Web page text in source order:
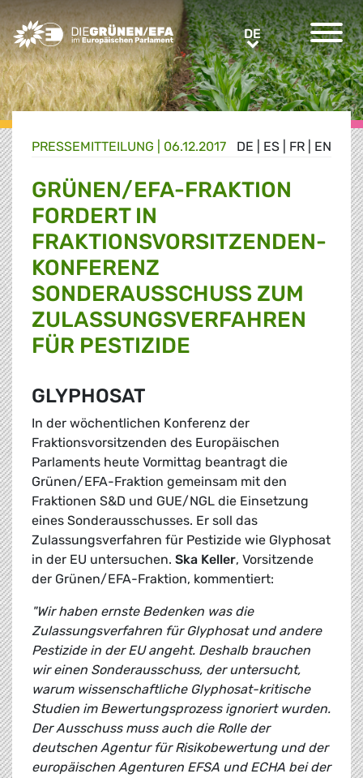
Greens/EFA Home DEDE
DE ES FR EN
PRESSE­MITTEILUNG 06.12.2017
GRÜNEN/EFA-FRAKTION
FORDERT IN
FRAKTIONSVORSITZENDEN-
KONFERENZ
SONDERAUSSCHUSS ZUM
ZULASSUNGSVERFAHREN
FÜR PESTIZIDE
GLYPHOSAT
In der wöchentlichen Konferenz der
Fraktionsvorsitzenden des Europäischen
Parlaments heute Vormittag beantragt die
Grünen/EFA-Fraktion gemeinsam mit den
Fraktionen S&D und GUE/NGL die Einsetzung
eines Sonderausschusses. Er soll das
Zulassungsverfahren für Pestizide wie Glyphosat
in der EU untersuchen. Ska Keller, Vorsitzende
der Grünen/EFA-Fraktion, kommentiert:
"Wir haben ernste Bedenken was die
Zulassungsverfahren für Glyphosat und andere
Pestizide in der EU angeht. Deshalb brauchen
wir einen Sonderausschuss, der untersucht,
warum wissenschaftliche Glyphosat-kritische
Studien im Bewertungsprozess ignoriert wurden.
Der Ausschuss muss auch die Rolle der
deutschen Agentur für Risikobewertung und der
europäischen Agenturen EFSA und ECHA bei der